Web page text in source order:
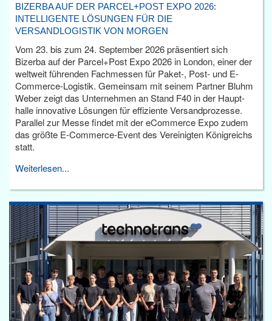
BIZERBA AUF DER PARCEL+POST EXPO 2026:
INTELLIGENTE LÖSUNGEN FÜR DIE
VERSANDLOGISTIK VON MORGEN
Vom 23. bis zum 24. September 2026 präsentiert sich
Bizerba auf der Parcel+Post Expo 2026 in London, einer der
weltweit führenden Fachmessen für Paket-, Post- und E-
Commerce-Logistik. Gemeinsam mit seinem Partner Bluhm
Weber zeigt das Unternehmen an Stand F40 in der Haupt­
halle innovative Lösungen für effiziente Versandprozesse.
Parallel zur Messe findet mit der eCommerce Expo zudem
das größte E-Commerce-Event des Vereinigten Königreichs
statt.
Weiterlesen...